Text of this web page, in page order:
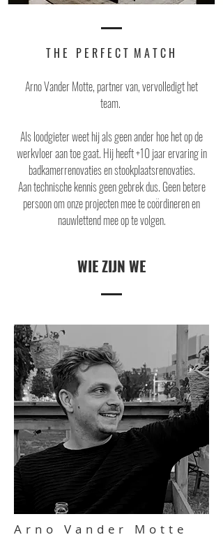
T H E P E R F E C T M A T C H
Arno Vander Motte, partner van, vervolledigt het
team.
Als loodgieter weet hij als geen ander hoe het op de
werkvloer aan toe gaat. Hij heeft +10 jaar ervaring in
badkamerrenovaties en stookplaatsrenovaties.
Aan technische kennis geen gebrek dus. Geen betere
persoon om onze projecten mee te coördineren en
nauwlettend mee op te volgen.
WIE ZIJN WE
Arno Vander Motte